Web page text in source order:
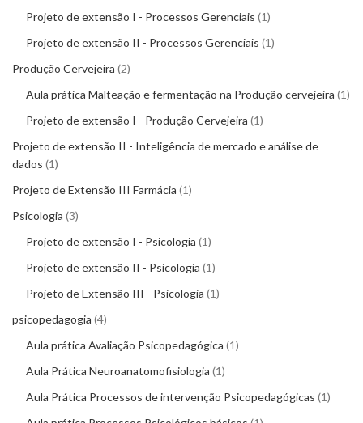
Projeto de extensão I - Processos Gerenciais 1
Projeto de extensão II - Processos Gerenciais 1
Produção Cervejeira 2
Aula prática Malteação e fermentação na Produção cervejeira 1
Projeto de extensão I - Produção Cervejeira 1
Projeto de extensão II - Inteligência de mercado e análise de
dados 1
Projeto de Extensão III Farmácia 1
Psicologia 3
Projeto de extensão I - Psicologia 1
Projeto de extensão II - Psicologia 1
Projeto de Extensão III - Psicologia 1
psicopedagogia 4
Aula prática Avaliação Psicopedagógica 1
Aula Prática Neuroanatomofisiologia 1
Aula Prática Processos de intervenção Psicopedagógicas 1